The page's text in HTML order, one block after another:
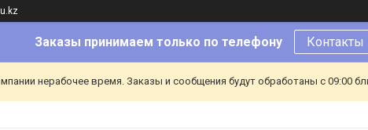
Заказы принимаем только по телефону Контакты
нерабочее время. Заказы и сообщения будут обработаны с 09:00